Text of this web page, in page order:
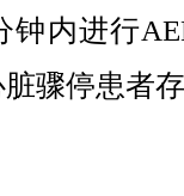
钟内进行
骤停患者